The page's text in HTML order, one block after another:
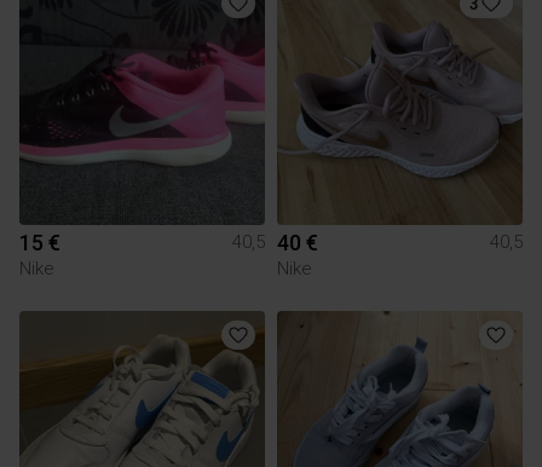
15 €
40,5
Nike
40 €
40,5
Nike